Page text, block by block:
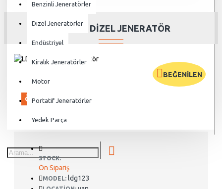
Benzinli Jeneratörler
Dizel Jeneratörler
Endüstriyel
Kiralık Jeneratörler
Motor
Portatif Jeneratörler
Yedek Parça
LDG12-3 DIZEL JENERATÖR
BEĞENILEN
ÖN SIPARIŞ
STOCK:
Ön Sipariş
MODEL: ldg123